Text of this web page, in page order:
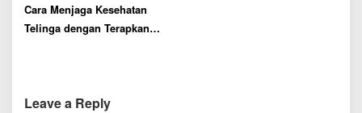
Cara Menjaga Kesehatan
Telinga dengan Terapkan
Leave a Reply